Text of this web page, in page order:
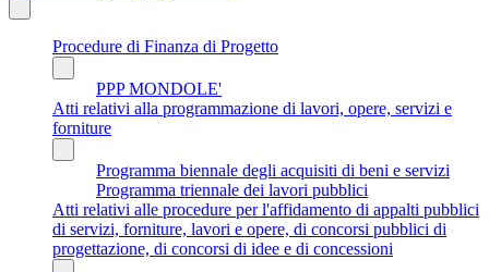
Procedure di Finanza di Progetto
PPP MONDOLE'
Atti relativi alla programmazione di lavori, opere, servizi e
forniture
Programma biennale degli acquisiti di beni e servizi
Programma triennale dei lavori pubblici
Atti relativi alle procedure per l'affidamento di appalti pubblici
di servizi, forniture, lavori e opere, di concorsi pubblici di
progettazione, di concorsi di idee e di concessioni